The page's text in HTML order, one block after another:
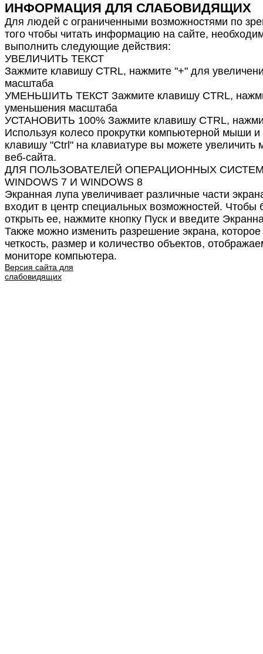
ИНФОРМАЦИЯ ДЛЯ СЛАБОВИДЯЩИХ
Для людей с ограниченными возможностями по
того чтобы читать информацию на сайте,
выполнить следующие действия:
УВЕЛИЧИТЬ ТЕКСТ
Зажмите клавишу CTRL, нажмите "+" для
масштаба
УМЕНЬШИТЬ ТЕКСТ Зажмите клавишу CTRL,
уменьшения масштаба
УСТАНОВИТЬ 100% Зажмите клавишу CTRL,
Используя колесо прокрутки компьютерной мыши
клавишу "Ctrl" на клавиатуре вы можете увеличить
веб-сайта.
ДЛЯ ПОЛЬЗОВАТЕЛЕЙ ОПЕРАЦИОННЫХ
WINDOWS 7 И WINDOWS 8
Экранная лупа увеличивает различные части
входит в центр специальных возможностей. Чтобы
открыть ее, нажмите кнопку Пуск и введите
Также можно изменить разрешение экрана,
четкость, размер и количество объектов,
мониторе компьютера.
Версия сайта для
слабовидящих